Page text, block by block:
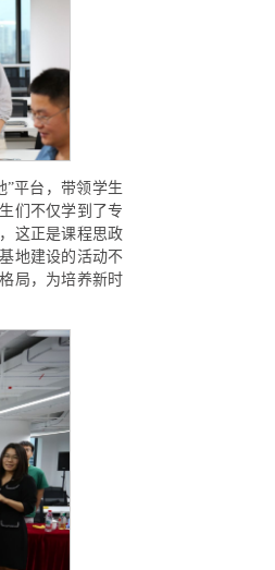
”平台，带领学生
们不仅学到了专
这正是课程思政
地建设的活动不
局，为培养新时